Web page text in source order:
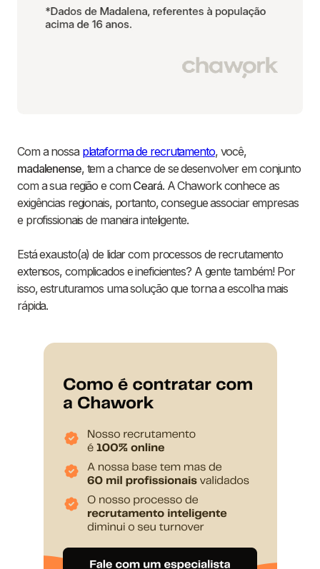
Com a nossa plataforma de recrutamento, você,
madalenense, tem a chance de se desenvolver em conjunto
com a sua região e com Ceará. A Chawork conhece as
exigências regionais, portanto, consegue associar empresas
e profissionais de maneira inteligente.
Está exausto(a) de lidar com processos de recrutamento
extensos, complicados e ineficientes? A gente também! Por
isso, estruturamos uma solução que torna a escolha mais
rápida.